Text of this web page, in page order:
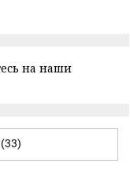
на наши
(33)